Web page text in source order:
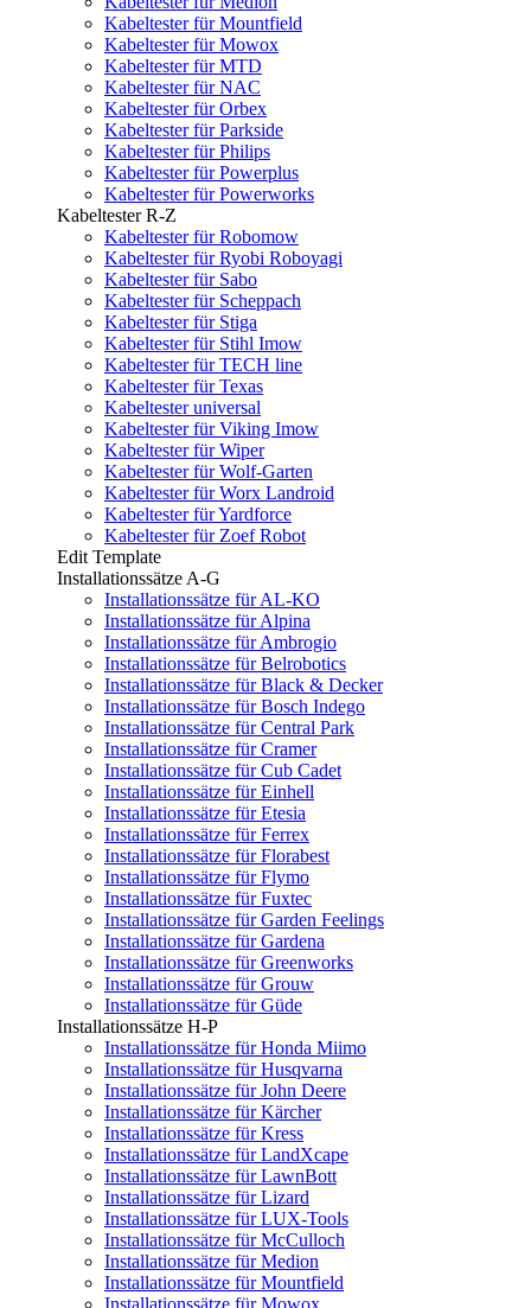
Kabeltester für Mountfield
Kabeltester für Mowox
Kabeltester für MTD
Kabeltester für NAC
Kabeltester für Orbex
Kabeltester für Parkside
Kabeltester für Philips
Kabeltester für Powerplus
Kabeltester für Powerworks
Kabeltester R-Z
Kabeltester für Robomow
Kabeltester für Ryobi Roboyagi
Kabeltester für Sabo
Kabeltester für Scheppach
Kabeltester für Stiga
Kabeltester für Stihl Imow
Kabeltester für TECH line
Kabeltester für Texas
Kabeltester universal
Kabeltester für Viking Imow
Kabeltester für Wiper
Kabeltester für Wolf-Garten
Kabeltester für Worx Landroid
Kabeltester für Yardforce
Kabeltester für Zoef Robot
Edit Template
Installationssätze A-G
Installationssätze für AL-KO
Installationssätze für Alpina
Installationssätze für Ambrogio
Installationssätze für Belrobotics
Installationssätze für Black & Decker
Installationssätze für Bosch Indego
Installationssätze für Central Park
Installationssätze für Cramer
Installationssätze für Cub Cadet
Installationssätze für Einhell
Installationssätze für Etesia
Installationssätze für Ferrex
Installationssätze für Florabest
Installationssätze für Flymo
Installationssätze für Fuxtec
Installationssätze für Garden Feelings
Installationssätze für Gardena
Installationssätze für Greenworks
Installationssätze für Grouw
Installationssätze für Güde
Installationssätze H-P
Installationssätze für Honda Miimo
Installationssätze für Husqvarna
Installationssätze für John Deere
Installationssätze für Kärcher
Installationssätze für Kress
Installationssätze für LandXcape
Installationssätze für LawnBott
Installationssätze für Lizard
Installationssätze für LUX-Tools
Installationssätze für McCulloch
Installationssätze für Medion
Installationssätze für Mountfield